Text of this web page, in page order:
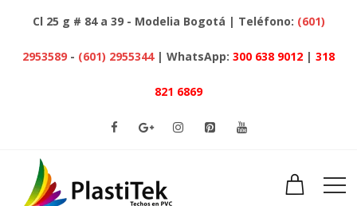
Cl 25 g # 84 a 39 - Modelia Bogotá | Teléfono: (601)
2953589 - (601) 2955344 | WhatsApp: 300 638 9012 | 318
821 6869